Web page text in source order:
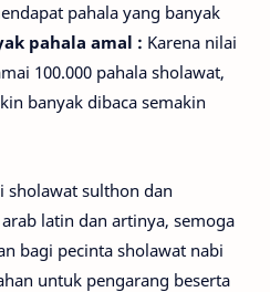
pahala yang banyak
pahala amal : Karena nilai
100.000 pahala sholawat,
banyak dibaca semakin
sholawat sulthon dan
latin dan artinya, semoga
bagi pecinta sholawat nabi
untuk pengarang beserta